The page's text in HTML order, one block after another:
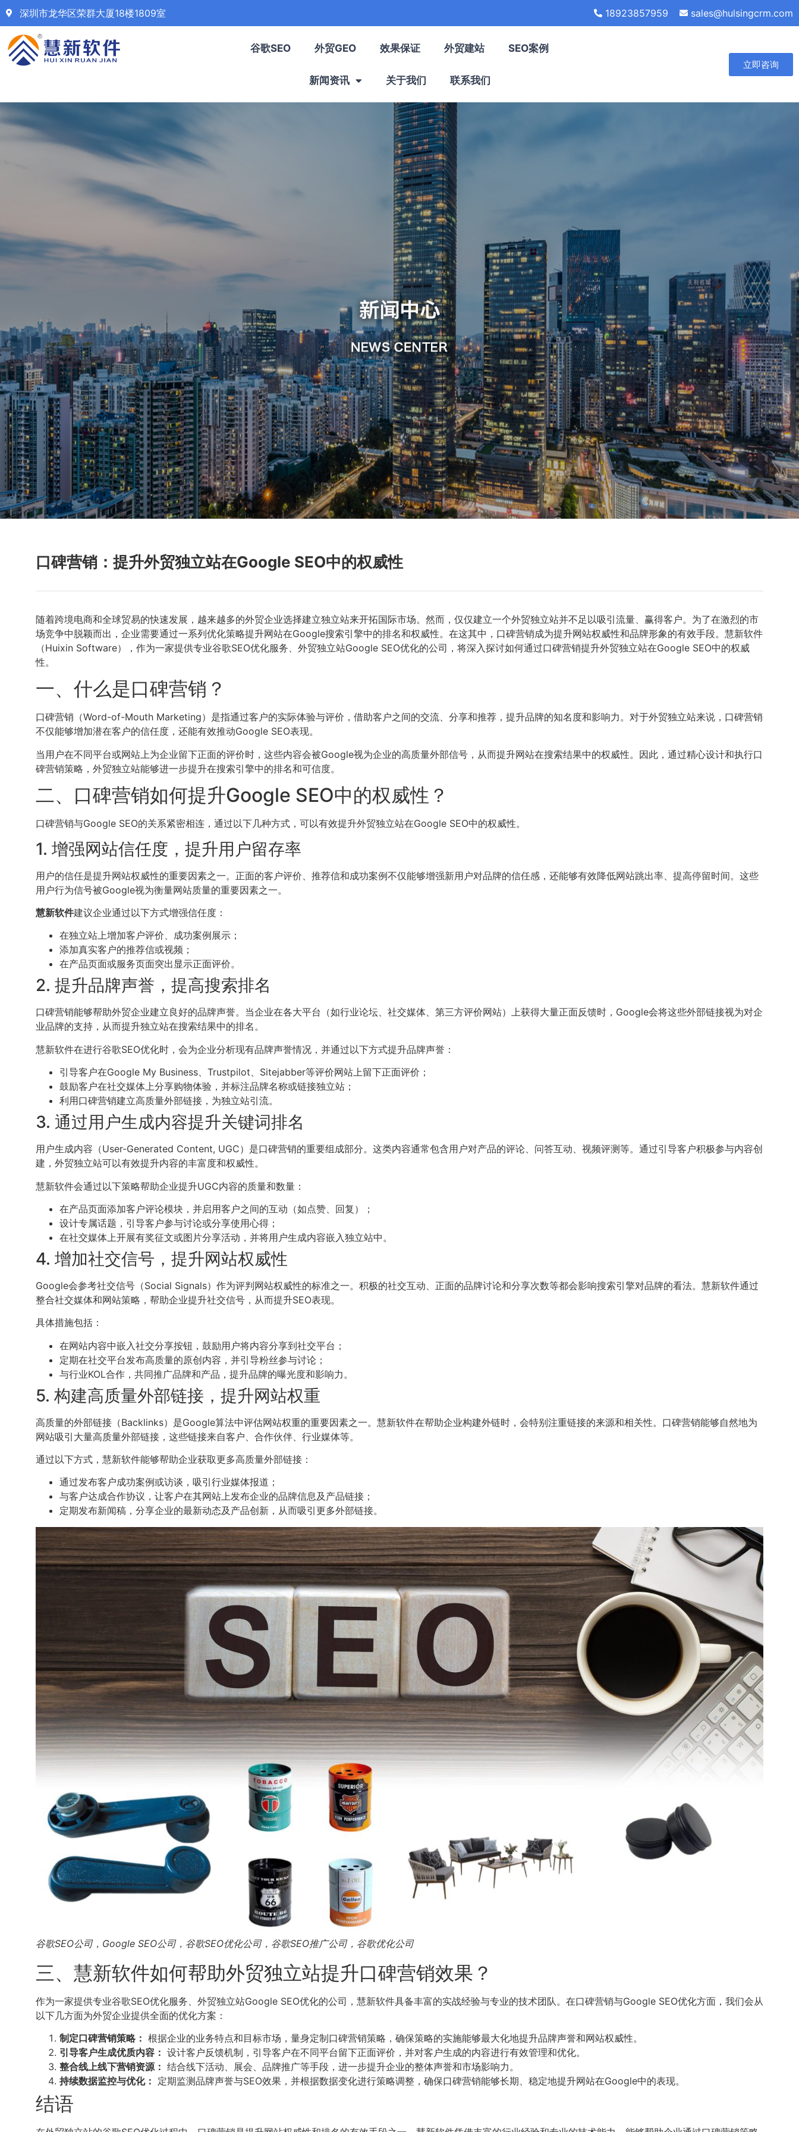
深圳市龙华区荣群大厦18楼1809室 18923857959 sales@hulsingcrm.com
谷歌SEO 外贸GEO 效果保证 外贸建站 SEO案例
新闻资讯 关于我们 联系我们
立即咨询
口碑营销：提升外贸独立站在Google SEO中的权威性
随着跨境电商和全球贸易的快速发展，越来越多的外贸企业选择建立独立站来开拓国际市场。然而，仅仅建立一个外贸独立站并不足以吸引流量、赢得客户。为了在激烈的市
场竞争中脱颖而出，企业需要通过一系列优化策略提升网站在Google搜索引擎中的排名和权威性。在这其中，口碑营销成为提升网站权威性和品牌形象的有效手段。慧新软件
（Huixin Software），作为一家提供专业谷歌SEO优化服务、外贸独立站Google SEO优化的公司，将深入探讨如何通过口碑营销提升外贸独立站在Google SEO中的权威
性。
一、什么是口碑营销？
口碑营销（Word-of-Mouth Marketing）是指通过客户的实际体验与评价，借助客户之间的交流、分享和推荐，提升品牌的知名度和影响力。对于外贸独立站来说，口碑营销
不仅能够增加潜在客户的信任度，还能有效推动Google SEO表现。
当用户在不同平台或网站上为企业留下正面的评价时，这些内容会被Google视为企业的高质量外部信号，从而提升网站在搜索结果中的权威性。因此，通过精心设计和执行口
碑营销策略，外贸独立站能够进一步提升在搜索引擎中的排名和可信度。
二、口碑营销如何提升Google SEO中的权威性？
口碑营销与Google SEO的关系紧密相连，通过以下几种方式，可以有效提升外贸独立站在Google SEO中的权威性。
1. 增强网站信任度，提升用户留存率
用户的信任是提升网站权威性的重要因素之一。正面的客户评价、推荐信和成功案例不仅能够增强新用户对品牌的信任感，还能够有效降低网站跳出率、提高停留时间。这些
用户行为信号被Google视为衡量网站质量的重要因素之一。
慧新软件建议企业通过以下方式增强信任度：
在独立站上增加客户评价、成功案例展示；
添加真实客户的推荐信或视频；
在产品页面或服务页面突出显示正面评价。
2. 提升品牌声誉，提高搜索排名
口碑营销能够帮助外贸企业建立良好的品牌声誉。当企业在各大平台（如行业论坛、社交媒体、第三方评价网站）上获得大量正面反馈时，Google会将这些外部链接视为对企
业品牌的支持，从而提升独立站在搜索结果中的排名。
慧新软件在进行谷歌SEO优化时，会为企业分析现有品牌声誉情况，并通过以下方式提升品牌声誉：
引导客户在Google My Business、Trustpilot、Sitejabber等评价网站上留下正面评价；
鼓励客户在社交媒体上分享购物体验，并标注品牌名称或链接独立站；
利用口碑营销建立高质量外部链接，为独立站引流。
3. 通过用户生成内容提升关键词排名
用户生成内容（User-Generated Content, UGC）是口碑营销的重要组成部分。这类内容通常包含用户对产品的评论、问答互动、视频评测等。通过引导客户积极参与内容创
建，外贸独立站可以有效提升内容的丰富度和权威性。
慧新软件会通过以下策略帮助企业提升UGC内容的质量和数量：
在产品页面添加客户评论模块，并启用客户之间的互动（如点赞、回复）；
设计专属话题，引导客户参与讨论或分享使用心得；
在社交媒体上开展有奖征文或图片分享活动，并将用户生成内容嵌入独立站中。
4. 增加社交信号，提升网站权威性
Google会参考社交信号（Social Signals）作为评判网站权威性的标准之一。积极的社交互动、正面的品牌讨论和分享次数等都会影响搜索引擎对品牌的看法。慧新软件通过
整合社交媒体和网站策略，帮助企业提升社交信号，从而提升SEO表现。
具体措施包括：
在网站内容中嵌入社交分享按钮，鼓励用户将内容分享到社交平台；
定期在社交平台发布高质量的原创内容，并引导粉丝参与讨论；
与行业KOL合作，共同推广品牌和产品，提升品牌的曝光度和影响力。
5. 构建高质量外部链接，提升网站权重
高质量的外部链接（Backlinks）是Google算法中评估网站权重的重要因素之一。慧新软件在帮助企业构建外链时，会特别注重链接的来源和相关性。口碑营销能够自然地为
网站吸引大量高质量外部链接，这些链接来自客户、合作伙伴、行业媒体等。
通过以下方式，慧新软件能够帮助企业获取更多高质量外部链接：
通过发布客户成功案例或访谈，吸引行业媒体报道；
与客户达成合作协议，让客户在其网站上发布企业的品牌信息及产品链接；
定期发布新闻稿，分享企业的最新动态及产品创新，从而吸引更多外部链接。
谷歌SEO公司，Google SEO公司，谷歌SEO优化公司，谷歌SEO推广公司，谷歌优化公司
三、慧新软件如何帮助外贸独立站提升口碑营销效果？
作为一家提供专业谷歌SEO优化服务、外贸独立站Google SEO优化的公司，慧新软件具备丰富的实战经验与专业的技术团队。在口碑营销与Google SEO优化方面，我们会从
以下几方面为外贸企业提供全面的优化方案：
制定口碑营销策略： 根据企业的业务特点和目标市场，量身定制口碑营销策略，确保策略的实施能够最大化地提升品牌声誉和网站权威性。
引导客户生成优质内容： 设计客户反馈机制，引导客户在不同平台留下正面评价，并对客户生成的内容进行有效管理和优化。
整合线上线下营销资源： 结合线下活动、展会、品牌推广等手段，进一步提升企业的整体声誉和市场影响力。
持续数据监控与优化： 定期监测品牌声誉与SEO效果，并根据数据变化进行策略调整，确保口碑营销能够长期、稳定地提升网站在Google中的表现。
结语